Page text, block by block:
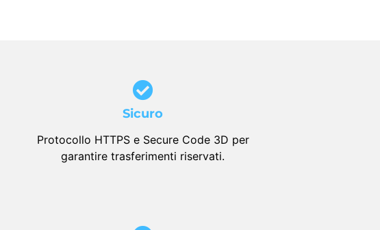
Sicuro
Protocollo HTTPS e Secure Code 3D per
garantire trasferimenti riservati.